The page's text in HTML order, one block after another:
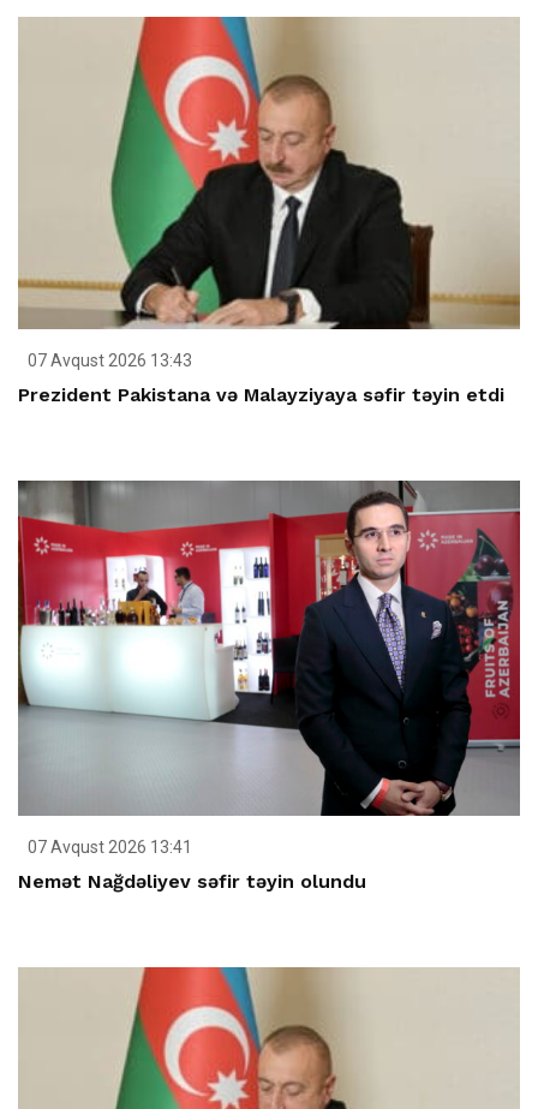
07 Avqust 2026 13:43
Prezident Pakistana və Malayziyaya səfir təyin etdi
07 Avqust 2026 13:41
Nemət Nağdəliyev səfir təyin olundu